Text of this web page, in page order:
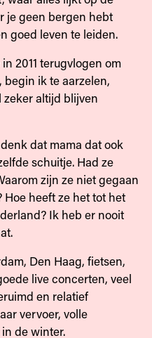
je geen bergen hebt
goed leven te leiden.
2011 terugvlogen om
ik te aarzelen,
zeker altijd blijven
dat mama dat ook
schuitje. Had ze
zijn ze niet gegaan
heeft ze het tot het
Ik heb er nooit
Den Haag, fietsen,
live concerten, veel
en relatief
vervoer, volle
de winter.